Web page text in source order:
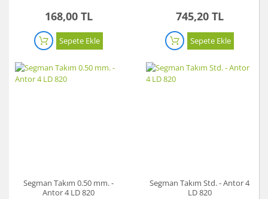
168,00 TL
Sepete Ekle
745,20 TL
Sepete Ekle
Segman Takım 0.50 mm. -
Antor 4 LD 820
Segman Takım Std. - Antor 4
LD 820